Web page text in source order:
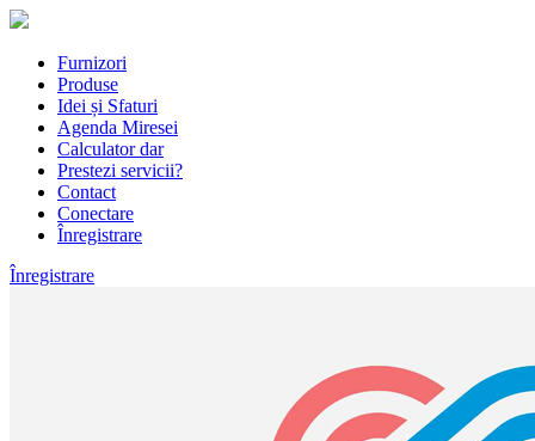
Furnizori
Produse
Idei și Sfaturi
Agenda Miresei
Calculator dar
Prestezi servicii?
Contact
Conectare
Înregistrare
Înregistrare